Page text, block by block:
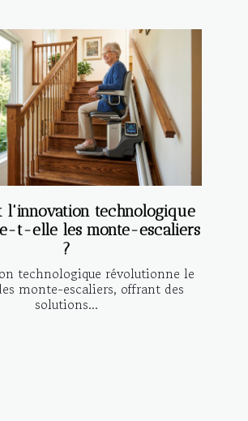
l'innovation technologique
t-elle les monte-escaliers
?
technologique révolutionne le
monte-escaliers, offrant des
solutions...